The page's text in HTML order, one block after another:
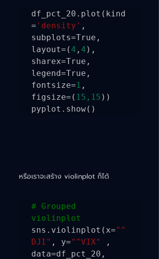
df_pct_20.plot(kind
= 'density' ,
subplots=True,
layout=( 4 , 4 ),
sharex=True,
legend=True,
fontsize=1 ,
figsize=( 15,15 ))
pyplot.show()
หรือเราจะสร้าง violinplot ก็ได้
# Grouped
violinplot
sns.violinplot(x="^
DJI" , y="^VIX"
,
data=df_pct_20,